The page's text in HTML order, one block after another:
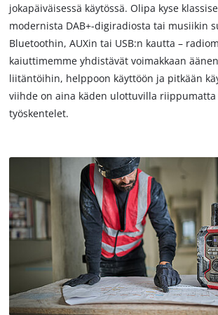
jokapäiväisessä käytössä. Olipa kyse
modernista DAB+-digiradiosta tai musiikin
Bluetoothin, AUXin tai USB:n kautta –
kaiuttimemme yhdistävät voimakkaan
liitäntöihin, helppoon käyttöön ja pitkään
viihde on aina käden ulottuvilla riippumatta
työskentelet.